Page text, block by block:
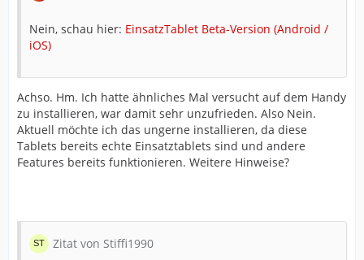
Nein, schau hier: EinsatzTablet Beta-Version (Android /
iOS)
Achso. Hm. Ich hatte ähnliches Mal versucht auf dem Handy
zu installieren, war damit sehr unzufrieden. Also Nein.
Aktuell möchte ich das ungerne installieren, da diese
Tablets bereits echte Einsatztablets sind und andere
Features bereits funktionieren. Weitere Hinweise?
Zitat von Stiffi1990